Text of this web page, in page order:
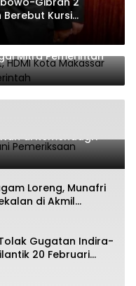
Berebut Kursi
HDMI Kota
Mitra Pemerintah
Jalani
di Kemendagri
Loreng, Munafri
di Akmil
Tolak Gugatan Indira-
20 Februari